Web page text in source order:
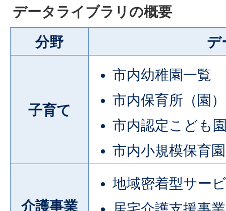
データライブラリの概要
分野
デ
子育て
市内幼稚園一覧
市内保育所（園
市内認定こども
市内小規模保育
介護事業
地域密着型サー